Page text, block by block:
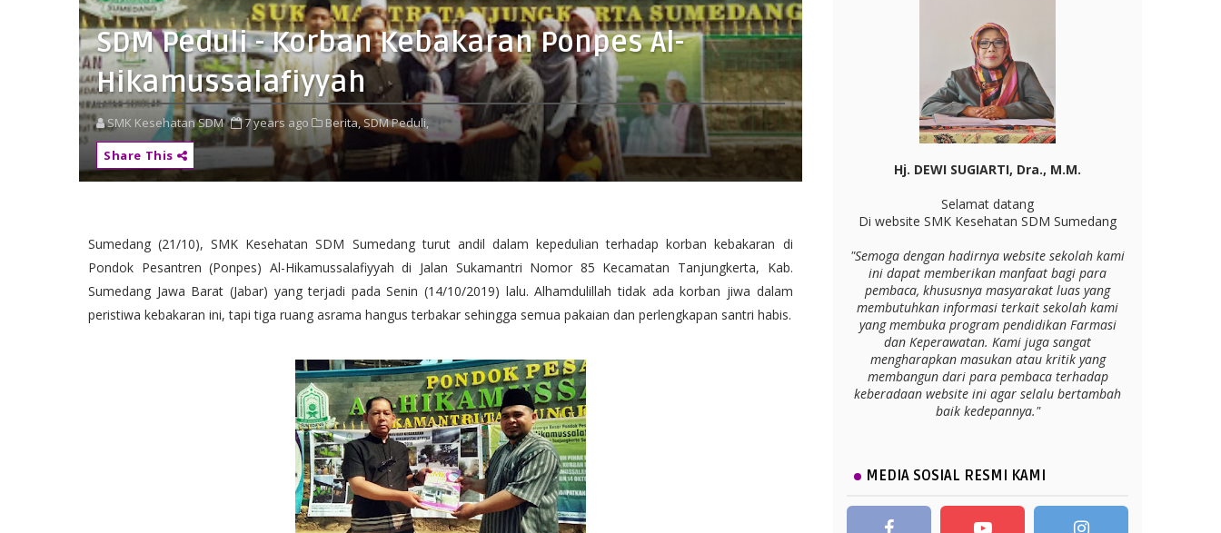
SDM Peduli - Korban Kebakaran Ponpes Al-
Hikamussalafiyyah
SMK Kesehatan SDM 7 years ago Berita, SDM Peduli,
Share This
Sumedang (21/10), SMK Kesehatan SDM Sumedang turut andil dalam kepedulian terhadap korban kebakaran di
Pondok Pesantren (Ponpes) Al-Hikamussalafiyyah di Jalan Sukamantri Nomor 85 Kecamatan Tanjungkerta, Kab.
Sumedang Jawa Barat (Jabar) yang terjadi pada Senin (14/10/2019) lalu. Alhamdulillah tidak ada korban jiwa dalam
peristiwa kebakaran ini, tapi tiga ruang asrama hangus terbakar sehingga semua pakaian dan perlengkapan santri habis.
Hj. DEWI SUGIARTI, Dra., M.M.
Selamat datang
Di website SMK Kesehatan SDM Sumedang
"Semoga dengan hadirnya website sekolah kami
ini dapat memberikan manfaat bagi para
pembaca, khususnya masyarakat luas yang
membutuhkan informasi terkait sekolah kami
yang membuka program pendidikan Farmasi
dan Keperawatan. Kami juga sangat
mengharapkan masukan atau kritik yang
membangun dari para pembaca terhadap
keberadaan website ini agar selalu bertambah
baik kedepannya."
MEDIA SOSIAL RESMI KAMI